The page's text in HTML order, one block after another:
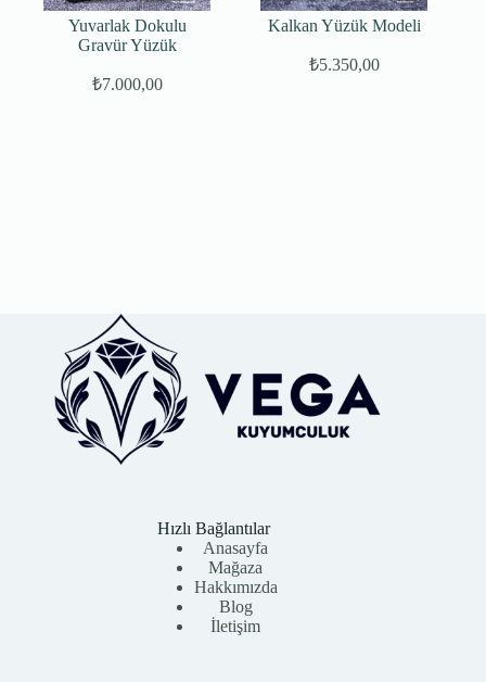
Yuvarlak Dokulu
Gravür Yüzük
₺7.000,00
Kalkan Yüzük Modeli
₺5.350,00
Hızlı Bağlantılar
Anasayfa
Mağaza
Hakkımızda
Blog
İletişim